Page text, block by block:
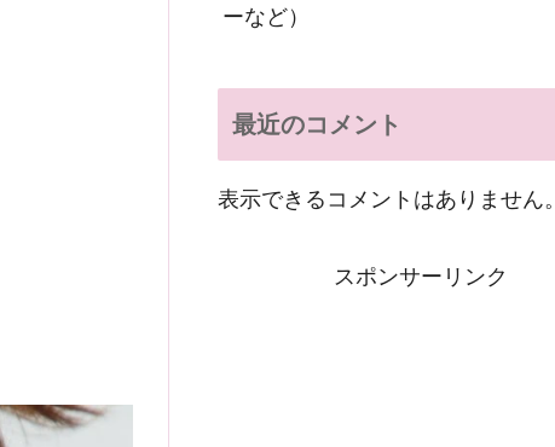
ーなど）
最近のコメント
表示できるコメントはありません。
スポンサーリンク